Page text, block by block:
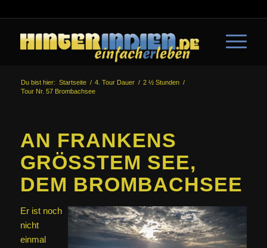
Du bist hier: Startseite / 4. Tour Dauer / 2 ½ Stunden /
Tour Nr. 57 Brombachsee
AN FRANKENS
GRÖSSTEM SEE, D
EM BROMBACHSEE
Er ist noch
nicht
einmal